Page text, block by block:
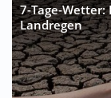
7-Tage-
Landregen